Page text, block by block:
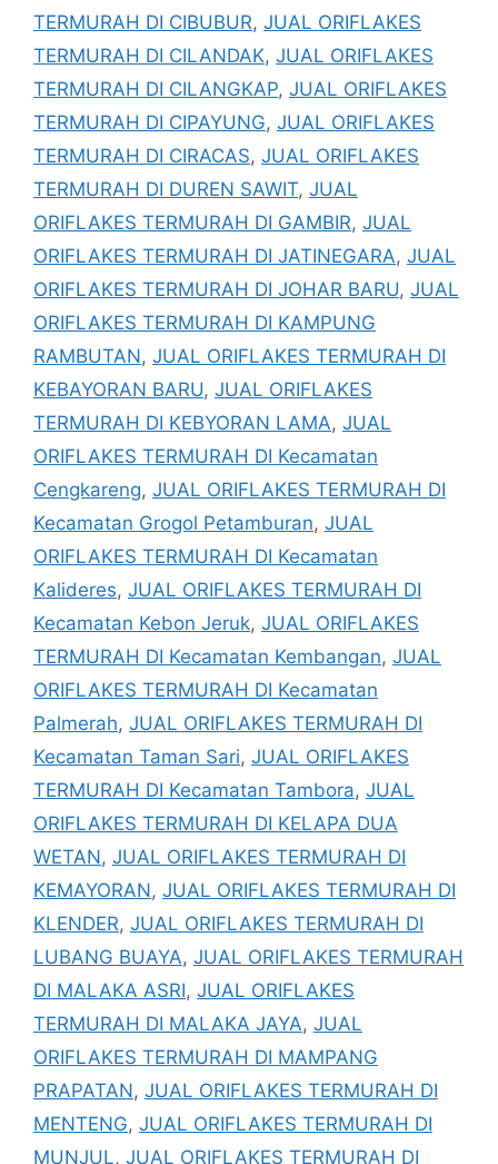
TERMURAH DI CIBUBUR, JUAL ORIFLAKES
TERMURAH DI CILANDAK, JUAL ORIFLAKES
TERMURAH DI CILANGKAP, JUAL ORIFLAKES
TERMURAH DI CIPAYUNG, JUAL ORIFLAKES
TERMURAH DI CIRACAS, JUAL ORIFLAKES
TERMURAH DI DUREN SAWIT, JUAL
ORIFLAKES TERMURAH DI GAMBIR, JUAL
ORIFLAKES TERMURAH DI JATINEGARA, JUAL
ORIFLAKES TERMURAH DI JOHAR BARU, JUAL
ORIFLAKES TERMURAH DI KAMPUNG
RAMBUTAN, JUAL ORIFLAKES TERMURAH DI
KEBAYORAN BARU, JUAL ORIFLAKES
TERMURAH DI KEBYORAN LAMA, JUAL
ORIFLAKES TERMURAH DI Kecamatan
Cengkareng, JUAL ORIFLAKES TERMURAH DI
Kecamatan Grogol Petamburan, JUAL
ORIFLAKES TERMURAH DI Kecamatan
Kalideres, JUAL ORIFLAKES TERMURAH DI
Kecamatan Kebon Jeruk, JUAL ORIFLAKES
TERMURAH DI Kecamatan Kembangan, JUAL
ORIFLAKES TERMURAH DI Kecamatan
Palmerah, JUAL ORIFLAKES TERMURAH DI
Kecamatan Taman Sari, JUAL ORIFLAKES
TERMURAH DI Kecamatan Tambora, JUAL
ORIFLAKES TERMURAH DI KELAPA DUA
WETAN, JUAL ORIFLAKES TERMURAH DI
KEMAYORAN, JUAL ORIFLAKES TERMURAH DI
KLENDER, JUAL ORIFLAKES TERMURAH DI
LUBANG BUAYA, JUAL ORIFLAKES TERMURAH
DI MALAKA ASRI, JUAL ORIFLAKES
TERMURAH DI MALAKA JAYA, JUAL
ORIFLAKES TERMURAH DI MAMPANG
PRAPATAN, JUAL ORIFLAKES TERMURAH DI
MENTENG, JUAL ORIFLAKES TERMURAH DI
MUNJUL, JUAL ORIFLAKES TERMURAH DI